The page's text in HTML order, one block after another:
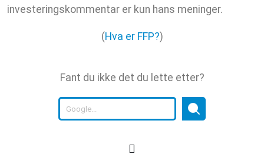
investeringskommentar er kun hans meninger.
(Hva er FFP?)
Fant du ikke det du lette etter?